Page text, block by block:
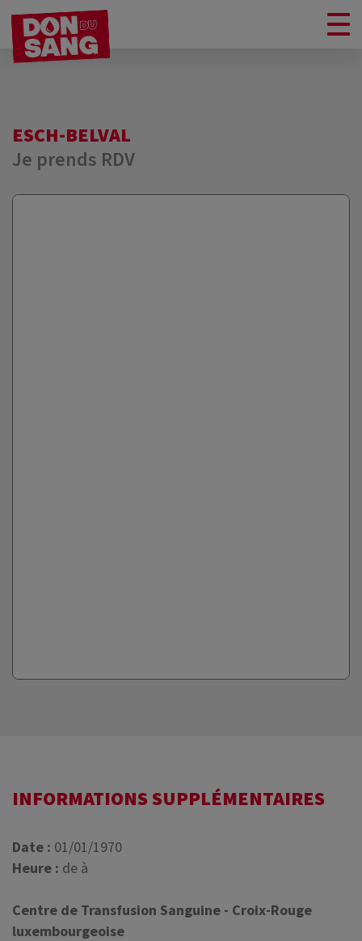
ESCH-BELVAL
Je prends RDV
INFORMATIONS SUPPLÉMENTAIRES
Date : 01/01/1970
Heure : de à
Centre de Transfusion Sanguine - Croix-Rouge
luxembourgeoise